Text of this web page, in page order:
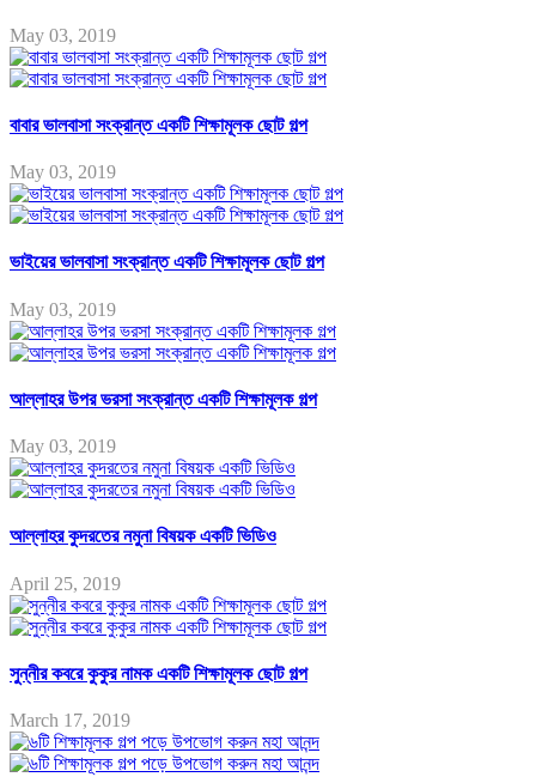
May 03, 2019
বাবার ভালবাসা সংক্রান্ত একটি শিক্ষামূলক ছোট গল্প
May 03, 2019
ভাইয়ের ভালবাসা সংক্রান্ত একটি শিক্ষামূলক ছোট গল্প
May 03, 2019
আল্লাহর উপর ভরসা সংক্রান্ত একটি শিক্ষামূলক গল্প
May 03, 2019
আল্লাহর কুদরতের নমুনা বিষয়ক একটি ভিডিও
April 25, 2019
সুন্নীর কবরে কুকুর নামক একটি শিক্ষামূলক ছোট গল্প
March 17, 2019